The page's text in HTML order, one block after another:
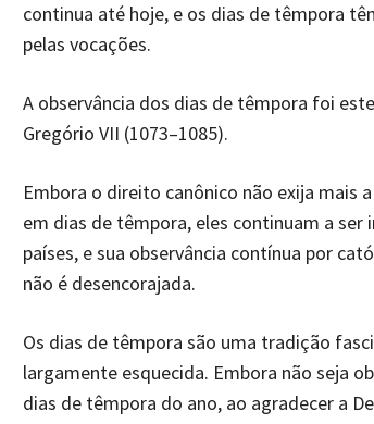
continua até hoje, e os dias de têmpora
pelas vocações.
A observância dos dias de têmpora foi
Gregório VII (1073–1085).
Embora o direito canônico não exija mais
em dias de têmpora, eles continuam a
países, e sua observância contínua por
não é desencorajada.
Os dias de têmpora são uma tradição
largamente esquecida. Embora não seja
dias de têmpora do ano, ao agradecer a